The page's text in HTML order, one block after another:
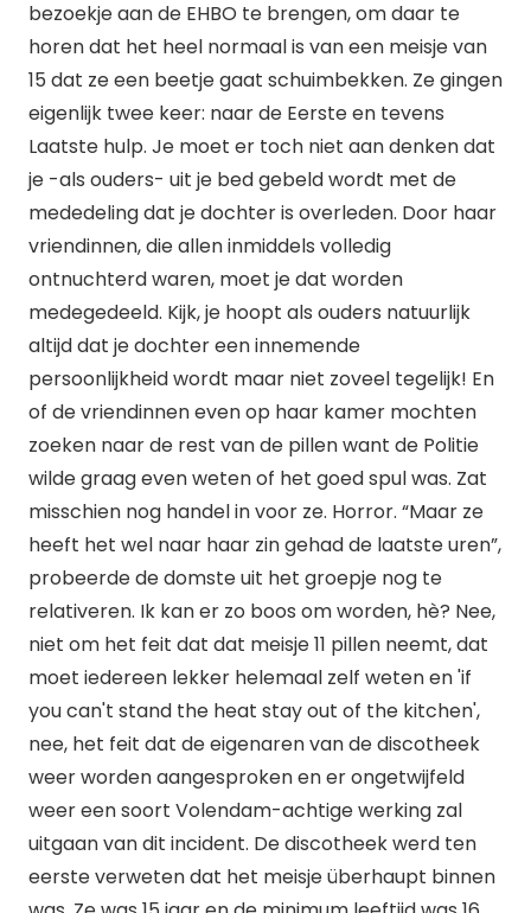
bezoekje aan de EHBO te brengen, om daar te
horen dat het heel normaal is van een meisje van
15 dat ze een beetje gaat schuimbekken. Ze gingen
eigenlijk twee keer: naar de Eerste en tevens
Laatste hulp. Je moet er toch niet aan denken dat
je -als ouders- uit je bed gebeld wordt met de
mededeling dat je dochter is overleden. Door haar
vriendinnen, die allen inmiddels volledig
ontnuchterd waren, moet je dat worden
medegedeeld. Kijk, je hoopt als ouders natuurlijk
altijd dat je dochter een innemende
persoonlijkheid wordt maar niet zoveel tegelijk! En
of de vriendinnen even op haar kamer mochten
zoeken naar de rest van de pillen want de Politie
wilde graag even weten of het goed spul was. Zat
misschien nog handel in voor ze. Horror. “Maar ze
heeft het wel naar haar zin gehad de laatste uren”,
probeerde de domste uit het groepje nog te
relativeren. Ik kan er zo boos om worden, hè? Nee,
niet om het feit dat dat meisje 11 pillen neemt, dat
moet iedereen lekker helemaal zelf weten en 'if
you can't stand the heat stay out of the kitchen',
nee, het feit dat de eigenaren van de discotheek
weer worden aangesproken en er ongetwijfeld
weer een soort Volendam-achtige werking zal
uitgaan van dit incident. De discotheek werd ten
eerste verweten dat het meisje überhaupt binnen